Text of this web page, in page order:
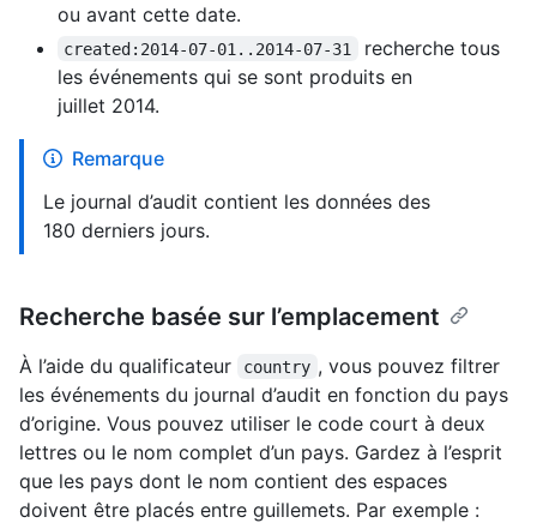
ou avant cette date.
created:2014-07-01..2014-07-31
recherche tous
les événements qui se sont produits en
juillet 2014.
Remarque
Le journal d’audit contient les données des
180 derniers jours.
Recherche basée sur l’emplacement
À l’aide du qualificateur country , vous pouvez filtrer
les événements du journal d’audit en fonction du pays
d’origine. Vous pouvez utiliser le code court à deux
lettres ou le nom complet d’un pays. Gardez à l’esprit
que les pays dont le nom contient des espaces
doivent être placés entre guillemets. Par exemple :